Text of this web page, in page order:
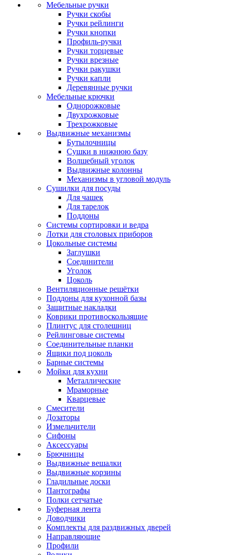
Мебельные ручки
Ручки скобы
Ручки рейлинги
Ручки кнопки
Профиль-ручки
Ручки торцевые
Ручки врезные
Ручки ракушки
Ручки капли
Деревянные ручки
Мебельные крючки
Однорожковые
Двухрожковые
Трехрожковые
Выдвижные механизмы
Бутылочницы
Сушки в нижнюю базу
Волшебный уголок
Выдвижные колонны
Механизмы в угловой модуль
Сушилки для посуды
Для чашек
Для тарелок
Поддоны
Системы сортировки и ведра
Лотки для столовых приборов
Цокольные системы
Заглушки
Соединители
Уголок
Цоколь
Вентиляционные решётки
Поддоны для кухонной базы
Защитные накладки
Коврики противоскользящие
Плинтус для столешниц
Рейлинговые системы
Соединительные планки
Ящики под цоколь
Барные системы
Мойки для кухни
Металлические
Мраморные
Кварцевые
Смесители
Дозаторы
Измельчители
Сифоны
Аксессуары
Брючницы
Выдвижные вешалки
Выдвижные корзины
Гладильные доски
Пантографы
Полки сетчатые
Буферная лента
Доводчики
Комплекты для раздвижных дверей
Направляющие
Профили